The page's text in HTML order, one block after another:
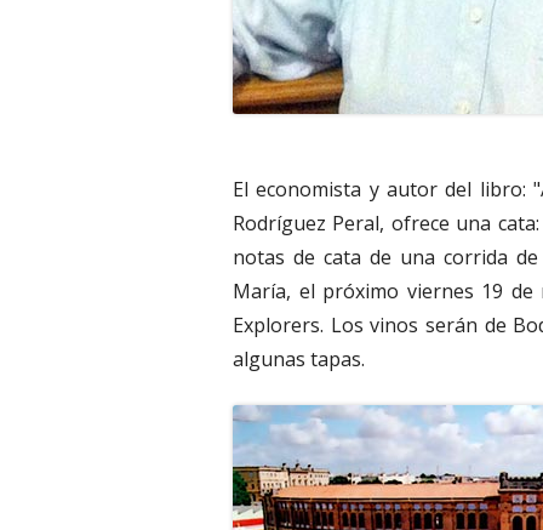
El economista y autor del libro:
Rodríguez Peral, ofrece una
notas de cata de una corrida
María, el próximo viernes 19
Explorers. Los vinos serán de
algunas tapas.